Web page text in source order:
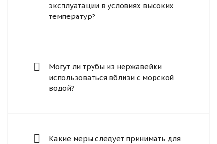
эксплуатации в условиях высоких
температур?
Могут ли трубы из нержавейки
использоваться вблизи с морской
водой?
Какие меры следует принимать для